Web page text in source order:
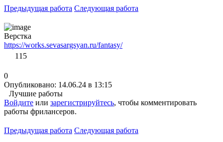
Предыдущая работа Следующая работа
Верстка
https://works.sevasargsyan.ru/fantasy/
115
0
Опубликовано: 14.06.24 в 13:15
Лучшие работы
Войдите или зарегистрируйтесь, чтобы комментировать
работы фрилансеров.
Предыдущая работа Следующая работа